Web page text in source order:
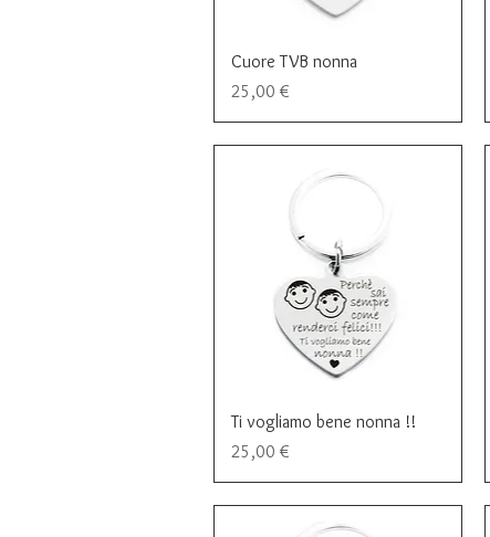
Vista rapida
Cuore TVB nonna
Prezzo
25,00 €
Vista rapida
Ti vogliamo bene nonna !!
Prezzo
25,00 €